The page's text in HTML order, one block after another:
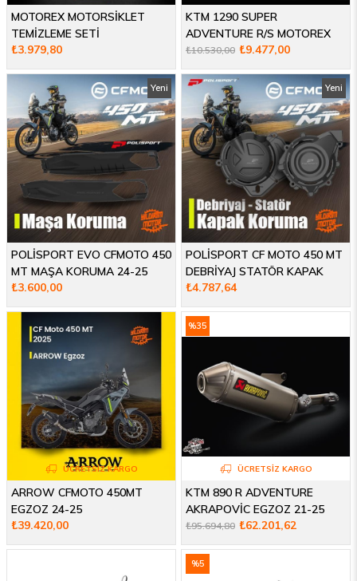
MOTOREX MOTORSİKLET
TEMİZLEME SETİ
₺3.979,80
KTM 1290 SUPER
ADVENTURE R/S MOTOREX
BAKIM SETİ₺9.477,00
₺10.530,00
POLİSPORT EVO CFMOTO 450
MT MAŞA KORUMA 24-25
₺3.600,00
Yeni
Ürün
POLİSPORT CF MOTO 450 MT
DEBRİYAJ STATÖR KAPAK
KORUMA 24-25
₺4.787,64
Yeni
Ürün
ARROW CFMOTO 450MT
EGZOZ 24-25
₺39.420,00
ÜCRETSIZ KARGO
KTM 890 R ADVENTURE
AKRAPOVİC EGZOZ 21-25
₺62.201,62
₺95.694,80
%35
ÜCRETSIZ KARGO
%5